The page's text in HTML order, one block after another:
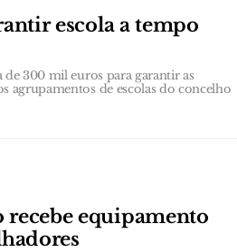
escola a tempo
300 mil euros para garantir as
agrupamentos de escolas do concelho
equipamento